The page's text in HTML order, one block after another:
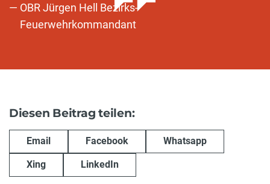
OBR Jürgen Hell Bezirks-
Feuerwehrkommandant
Diesen Beitrag teilen:
Email Facebook Whatsapp
Xing LinkedIn